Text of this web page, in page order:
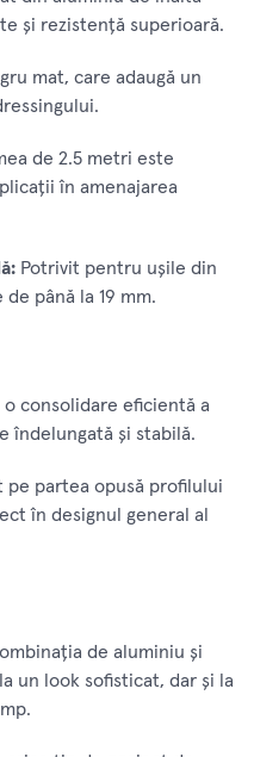
și rezistență superioară.
mat, care adaugă un
de 2.5 metri este
în amenajarea
Potrivit pentru ușile din
de până la 19 mm.
o consolidare eficientă a
îndelungată și stabilă.
pe partea opusă profilului
în designul general al
de aluminiu și
un look sofisticat, dar și la